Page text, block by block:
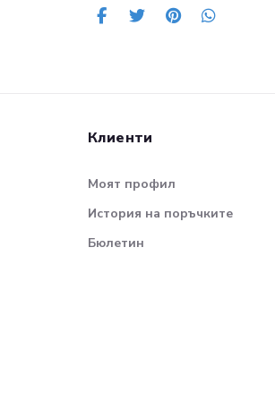
Клиенти
Моят профил
История на поръчките
Бюлетин